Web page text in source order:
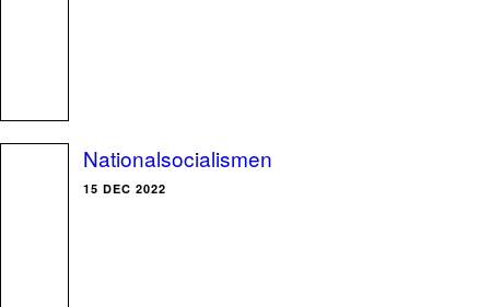
Nationalsocialismen
15 DEC 2022